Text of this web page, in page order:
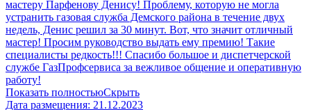
мастеру Парфенову Денису! Проблему, которую не могла
устранить газовая служба Демского района в течение двух
недель, Денис решил за 30 минут. Вот, что значит отличный
мастер! Просим руководство выдать ему премию! Такие
специалисты редкость!!! Спасибо большое и диспетчерской
службе ГазПрофсервиса за вежливое общение и оперативную
работу!
Показать полностьюСкрыть
Дата размещения: 21.12.2023